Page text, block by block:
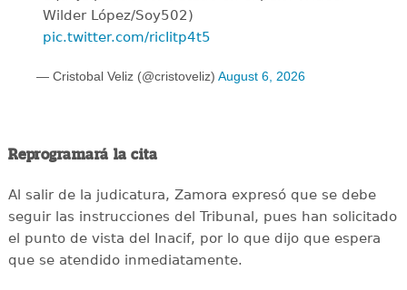
Wilder López/Soy502)
pic.twitter.com/ricIitp4t5
— Cristobal Veliz (@cristoveliz) August 6, 2026
Reprogramará la cita
Al salir de la judicatura, Zamora expresó que se debe
seguir las instrucciones del Tribunal, pues han solicitado
el punto de vista del Inacif, por lo que dijo que espera
que se atendido inmediatamente.